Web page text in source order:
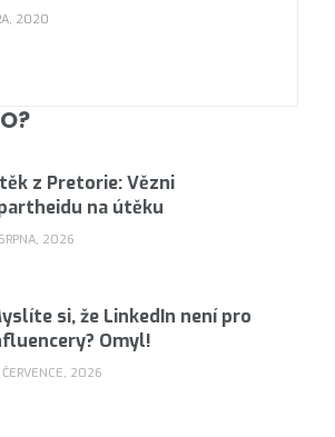
2020
z Pretorie: Vězni
na útěku
2026
si, že LinkedIn není pro
Omyl!
ČERVENCE, 2026